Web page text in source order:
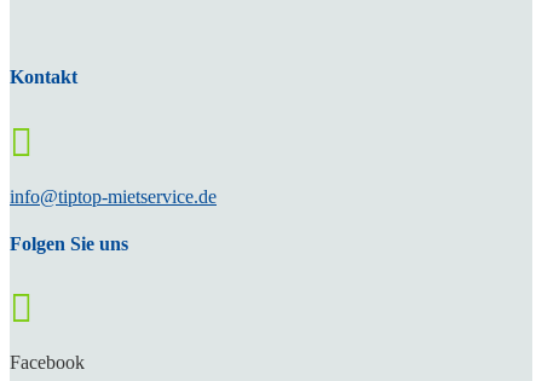
Kontakt

info@tiptop-mietservice.de
Folgen Sie uns

Facebook